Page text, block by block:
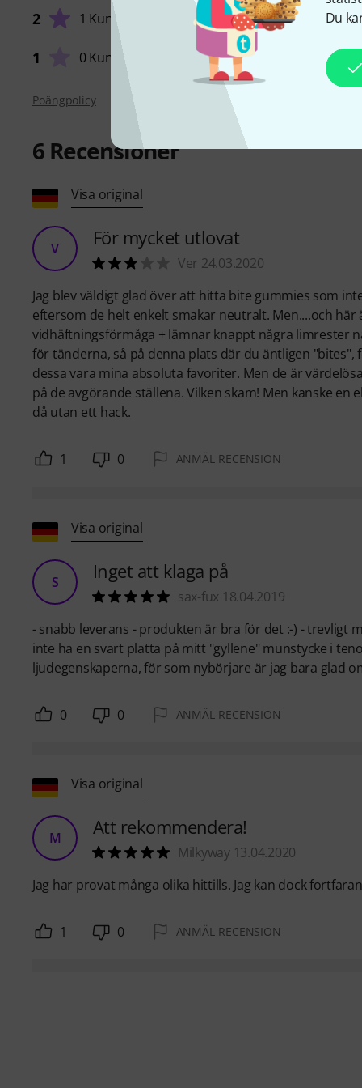
Du
2 1 Kund
1 0 Kunder
Poängpolicy
6 Recensioner
Visa original
V För mycket utlovat
Ver 24.03.2020
Jag blev väldigt glad över att hitta bite gummies som
eftersom de helt enkelt smakar neutralt. Men....och
vidhäftningsförmåga + lämnar knappt några limrester
för tänderna, så på denna plats där du äntligen
dessa vara mina absoluta favoriter. Men de är
på de avgörande ställena. Vilken skam! Men kanske
då utan ett hack.
1 0 ANMÄL RECENSION
Visa original
S Inget att klaga på
sax-fux 18.04.2019
- snabb leverans - produkten är bra för det :-) - trevligt
inte ha en svart platta på mitt "gyllene" munstycke i
ljudegenskaperna, för som nybörjare är jag bara glad
0 0 ANMÄL RECENSION
Visa original
M Att rekommendera!
Milkyway 13.04.2020
Jag har provat många olika hittills. Jag kan dock
1 0 ANMÄL RECENSION